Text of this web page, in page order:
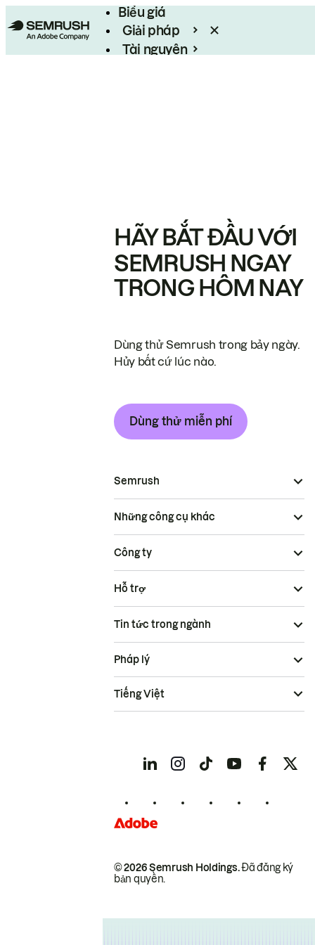
Biểu giá
Giải pháp
Tài nguyên
HÃY BẮT ĐẦU VỚI
SEMRUSH NGAY
TRONG HÔM NAY
Dùng thử Semrush trong bảy ngày.
Hủy bất cứ lúc nào.
Dùng thử miễn phí
Semrush
Những công cụ khác
Công ty
Hỗ trợ
Tin tức trong ngành
© 2026 Semrush Holdings.Đã đăng ký
bản quyền.
Pháp lý
Tiếng Việt